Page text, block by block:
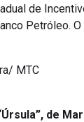
de
Petróleo.
MTC
de